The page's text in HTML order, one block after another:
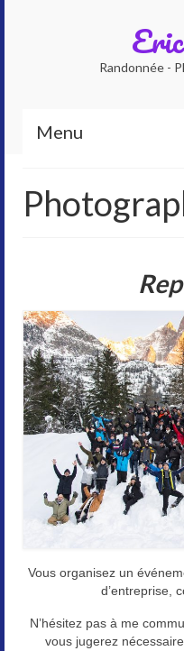
Randonnée -
Menu
Qui suis-je ?
Accompagnateur en
Planétarium
Galeries photos
Astrophoto
Paysages
Animalier
Macro
Reportages et
Vous organisez un
d’entreprise,
N’hésitez pas à me
vous jugerez